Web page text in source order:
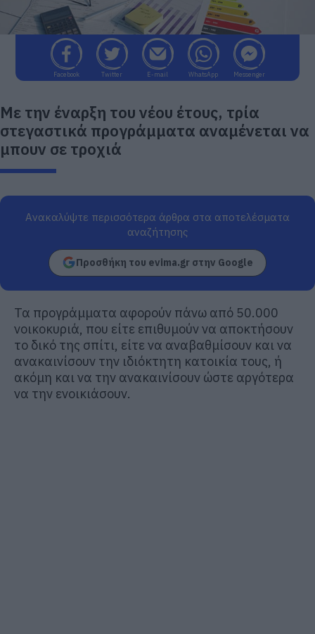
Facebook Twitter E-mail WhatsApp Messenger
Με την έναρξη του νέου έτους, τρία
στεγαστικά προγράμματα αναμένεται να
μπουν σε τροχιά
Ανακαλύψτε περισσότερα άρθρα στα αποτελέσματα
αναζήτησης
Προσθήκη του evima.gr στην Google
Τα προγράμματα αφορούν πάνω από 50.000
νοικοκυριά, που είτε επιθυμούν να αποκτήσουν
το δικό της σπίτι, είτε να αναβαθμίσουν και να
ανακαινίσουν την ιδιόκτητη κατοικία τους, ή
ακόμη και να την ανακαινίσουν ώστε αργότερα
να την ενοικιάσουν.